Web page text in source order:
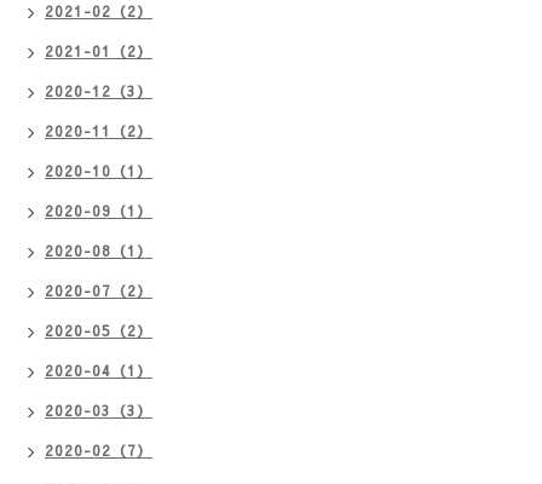
2021-02（2）
2021-01（2）
2020-12（3）
2020-11（2）
2020-10（1）
2020-09（1）
2020-08（1）
2020-07（2）
2020-05（2）
2020-04（1）
2020-03（3）
2020-02（7）